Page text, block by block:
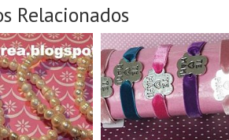
Relacionados